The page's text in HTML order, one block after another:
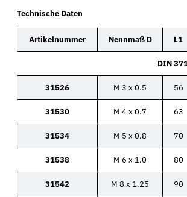
Technische Daten
Artikelnummer Nennmaß D L1
DIN
31526 M 3 x 0.5 56
31530 M 4 x 0.7 63
31534 M 5 x 0.8 70
31538 M 6 x 1.0 80
31542 M 8 x 1.25 90